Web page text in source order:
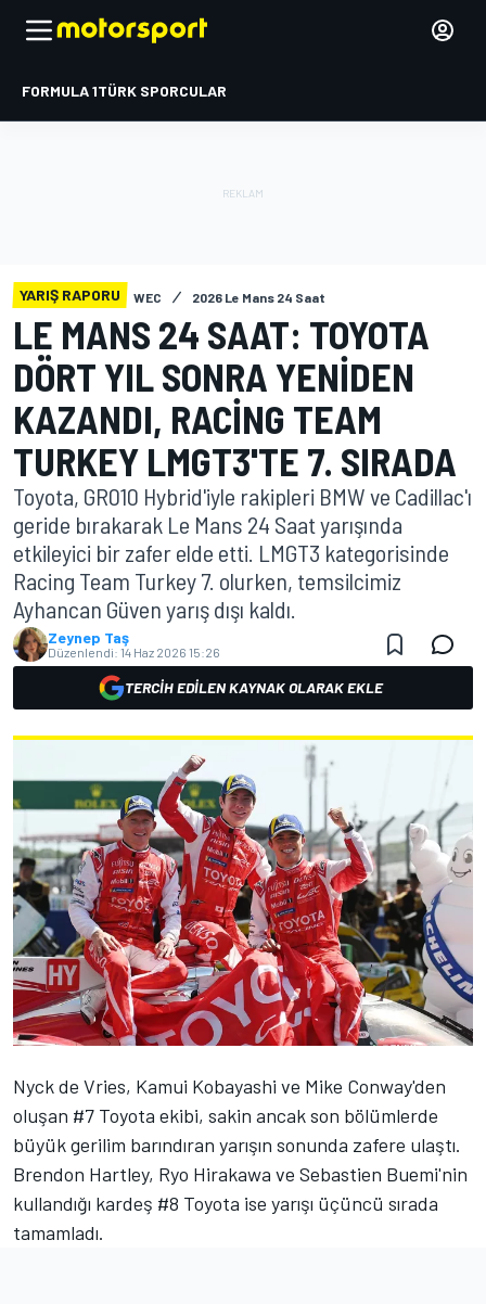
FORMULA 1TÜRK SPORCULAR
YARIŞ RAPORU WEC 2026 Le Mans 24 Saat
LE MANS 24 SAAT: TOYOTA
DÖRT YIL SONRA YENIDEN
KAZANDI, RACING TEAM
TURKEY LMGT3'TE 7. SIRADA
Toyota, GR010 Hybrid'iyle rakipleri BMW ve Cadillac'ı
geride bırakarak Le Mans 24 Saat yarışında
etkileyici bir zafer elde etti. LMGT3 kategorisinde
Racing Team Turkey 7. olurken, temsilcimiz
Ayhancan Güven yarış dışı kaldı.
Zeynep Taş
Düzenlendi: 14 Haz 2026 15:26
TERCIH EDILEN KAYNAK OLARAK EKLE
Nyck de Vries, Kamui Kobayashi ve Mike Conway'den
oluşan #7 Toyota ekibi, sakin ancak son bölümlerde
büyük gerilim barındıran yarışın sonunda zafere ulaştı.
Brendon Hartley, Ryo Hirakawa ve Sebastien Buemi'nin
kullandığı kardeş #8 Toyota ise yarışı üçüncü sırada
tamamladı.